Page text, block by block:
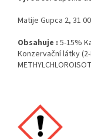
Matije Gupca 2, 31
Obsahuje : 5-15%
Konzervační látky (2-